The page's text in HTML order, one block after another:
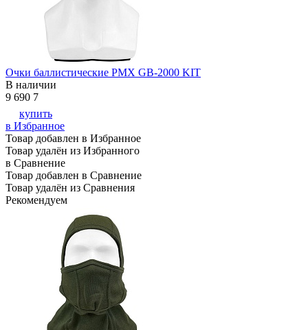
Очки баллистические PMX GB-2000 KIT
В наличии
9 690 7
купить
в Избранное
Товар добавлен в Избранное
Товар удалён из Избранного
в Сравнение
Товар добавлен в Сравнение
Товар удалён из Сравнения
Рекомендуем